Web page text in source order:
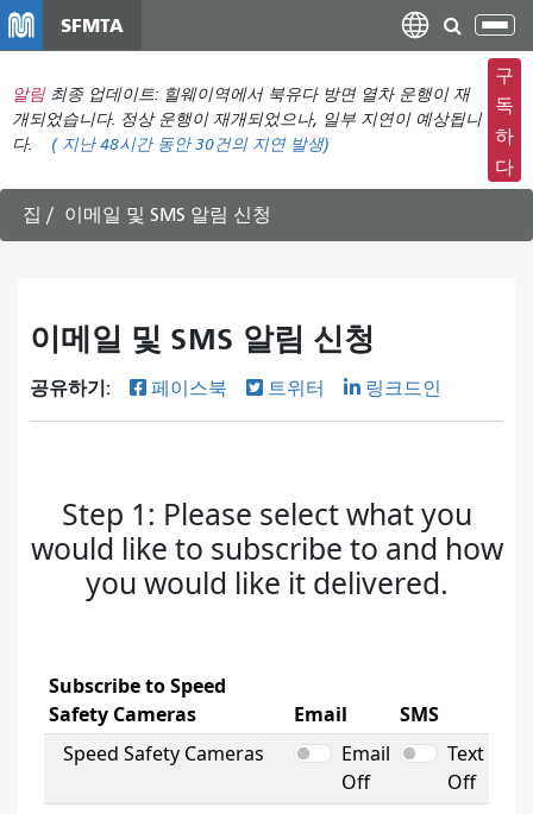
텐
츠
로
건
너
뛰
SFMTA
탐
색
메
뉴
전
환
알림 최종 업데이트: 힐웨이역에서 북유다 방면 열차 운행이 재
개되었습니다. 정상 운행이 재개되었으나, 일부 지연이 예상됩니
다.
( 지난 48시간 동안30건의 지연 발생)
구
독
하
다
집 이메일 및 SMS 알림 신청
이메일 및 SMS 알림 신청
공유하기: 페이스북 트위터 링크드인